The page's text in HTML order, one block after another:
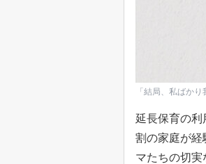
「結局、私ばか
延長保育の利
割の家庭が経
マたちの切実